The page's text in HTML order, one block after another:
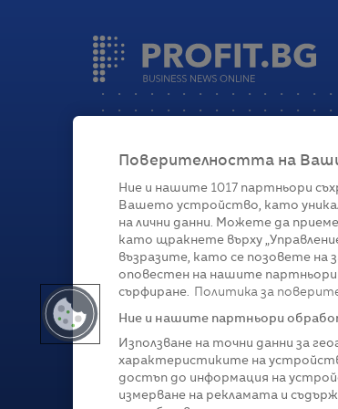
Категории
ГлобалноБизнесТехнологии
Поверителността на
Ние и нашите 1017 партньори
Вашето устройство, като
на лични данни. Можете да
като щракнете върху
възразите, като се позовете на
оповестен на нашите партньори
сърфиране.
Политика за
Ние и нашите партньори
Използване на точни данни за
характеристиките на
достъп до информация на
измерване на рекламата и